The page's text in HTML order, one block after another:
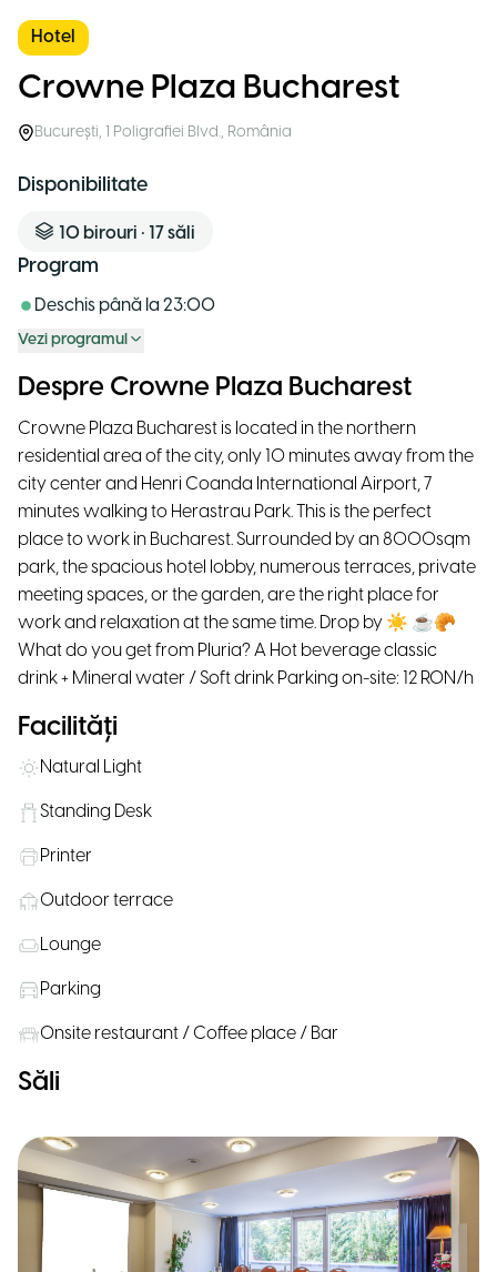
Hotel
Crowne Plaza Bucharest
București, 1 Poligrafiei Blvd., România
Disponibilitate
10 birouri • 17 săli
Program
Deschis până la23:00
Vezi programul
Despre Crowne Plaza Bucharest
Crowne Plaza Bucharest is located in the northern
residential area of the city, only 10 minutes away from the
city center and Henri Coanda International Airport, 7
minutes walking to Herastrau Park. This is the perfect
place to work in Bucharest. Surrounded by an 8000sqm
park, the spacious hotel lobby, numerous terraces, private
meeting spaces, or the garden, are the right place for
work and relaxation at the same time. Drop by ☀ ☕🥐
What do you get from Pluria? A Hot beverage classic
drink + Mineral water / Soft drink Parking on-site: 12 RON/h
Facilități
Natural Light
Standing Desk
Printer
Outdoor terrace
Lounge
Parking
Onsite restaurant / Coffee place / Bar
Săli